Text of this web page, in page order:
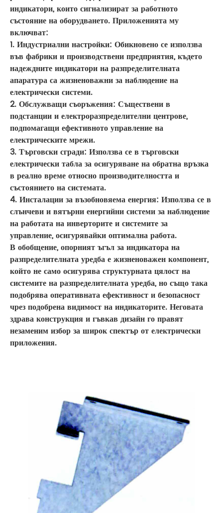
индикатори, които сигнализират за работното
състояние на оборудването. Приложенията му
включват:
1. Индустриални настройки: Обикновено се използва
във фабрики и производствени предприятия, където
надеждните индикатори на разпределителната
апаратура са жизненоважни за наблюдение на
електрически системи.
2. Обслужващи съоръжения: Съществени в
подстанции и електроразпределителни центрове,
подпомагащи ефективното управление на
електрическите мрежи.
3. Търговски сгради: Използва се в търговски
електрически табла за осигуряване на обратна връзка
в реално време относно производителността и
състоянието на системата.
4. Инсталации за възобновяема енергия: Използва се в
слънчеви и вятърни енергийни системи за наблюдение
на работата на инверторите и системите за
управление, осигурявайки оптимална работа.
В обобщение, опорният ъгъл за индикатора на
разпределителната уредба е жизненоважен компонент,
който не само осигурява структурната цялост на
системите на разпределителната уредба, но също така
подобрява оперативната ефективност и безопасност
чрез подобрена видимост на индикаторите. Неговата
здрава конструкция и гъвкав дизайн го правят
незаменим избор за широк спектър от електрически
приложения.